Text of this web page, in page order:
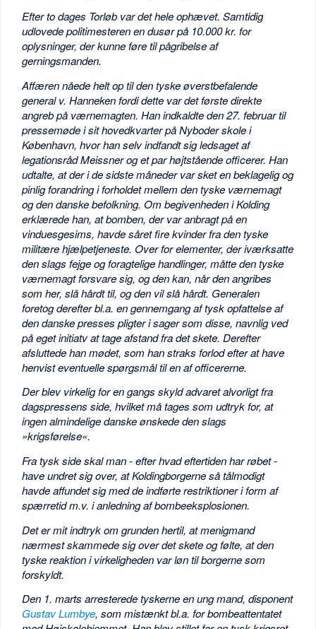
Efter to dages Torløb var det hele ophævet. Samtidig
udlovede politimesteren en dusør på 10.000 kr. for
oplysninger, der kunne føre til pågribelse af
gerningsmanden.
Affæren nåede helt op til den tyske øverstbefalende
general v. Hanneken fordi dette var det første direkte
angreb på værnemagten. Han indkaldte den 27. februar til
pressemøde i sit hovedkvarter på Nyboder skole i
København, hvor han selv indfandt sig ledsaget af
legationsråd Meissner og et par højtstående officerer. Han
udtalte, at der i de sidste måneder var sket en beklagelig og
pinlig forandring i forholdet mellem den tyske værnemagt
og den danske befolkning. Om begivenheden i Kolding
erklærede han, at bomben, der var anbragt på en
vinduesgesims, havde såret fire kvinder fra den tyske
militære hjælpetjeneste. Over for elementer, der iværksatte
den slags fejge og foragtelige handlinger, måtte den tyske
værnemagt forsvare sig, og den kan, når den angribes
som her, slå hårdt til, og den vil slå hårdt. Generalen
foretog derefter bl.a. en gennemgang af tysk opfattelse af
den danske presses pligter i sager som disse, navnlig ved
på eget initiatv at tage afstand fra det skete. Derefter
afsluttede han mødet, som han straks forlod efter at have
henvist eventuelle spørgsmål til en af officererne.
Der blev virkelig for en gangs skyld advaret alvorligt fra
dagspressens side, hvilket må tages som udtryk for, at
ingen almindelige danske ønskede den slags
»krigsførelse«.
Fra tysk side skal man - efter hvad eftertiden har røbet -
have undret sig over, at Koldingborgerne så tålmodigt
havde affundet sig med de indførte restriktioner i form af
spærretid m.v. i anledning af bombeeksplosionen.
Det er mit indtryk om grunden hertil, at menigmand
nærmest skammede sig over det skete og følte, at den
tyske reaktion i virkeligheden var løn til borgerne som
forskyldt.
Den 1. marts arresterede tyskerne en ung mand, disponent
Gustav Lumbye, som mistænkt bl.a. for bombeattentatet